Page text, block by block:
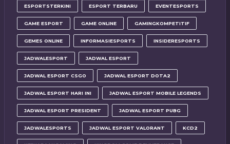
ESPORTSTERKINI ESPORT TERBARU EVENTESPORTS
GAME ESPORT GAME ONLINE GAMINGKOMPETITIF
GEMES ONLINE INFORMASIESPORTS INSIDERESPORTS
JADWALESPORT JADWAL ESPORT
JADWAL ESPORT CSGO JADWAL ESPORT DOTA2
JADWAL ESPORT HARI INI JADWAL ESPORT MOBILE LEGENDS
JADWAL ESPORT PRESIDENT JADWAL ESPORT PUBG
JADWALESPORTS JADWAL ESPORT VALORANT KCD2